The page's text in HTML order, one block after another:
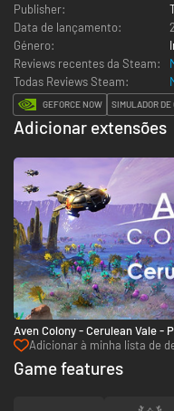
Publisher:
Data de lançamento:
Género:
Reviews recentes da Steam:
Todas Reviews Steam:
GEFORCE NOW SIMULADOR
Adicionar extensões
Aven Colony - Cerulean Vale -
(Steam)
Adicionar à minha lista de
Game features